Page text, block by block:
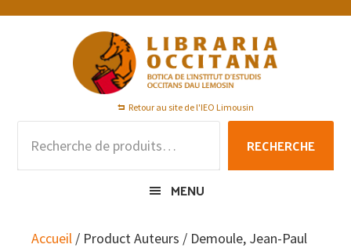
Passer
Passer
Passer
Retour au site de l'IEO Limousin
pour :
RECHERCHE
MENU
Accueil / Product Auteurs / Demoule, Jean-Paul